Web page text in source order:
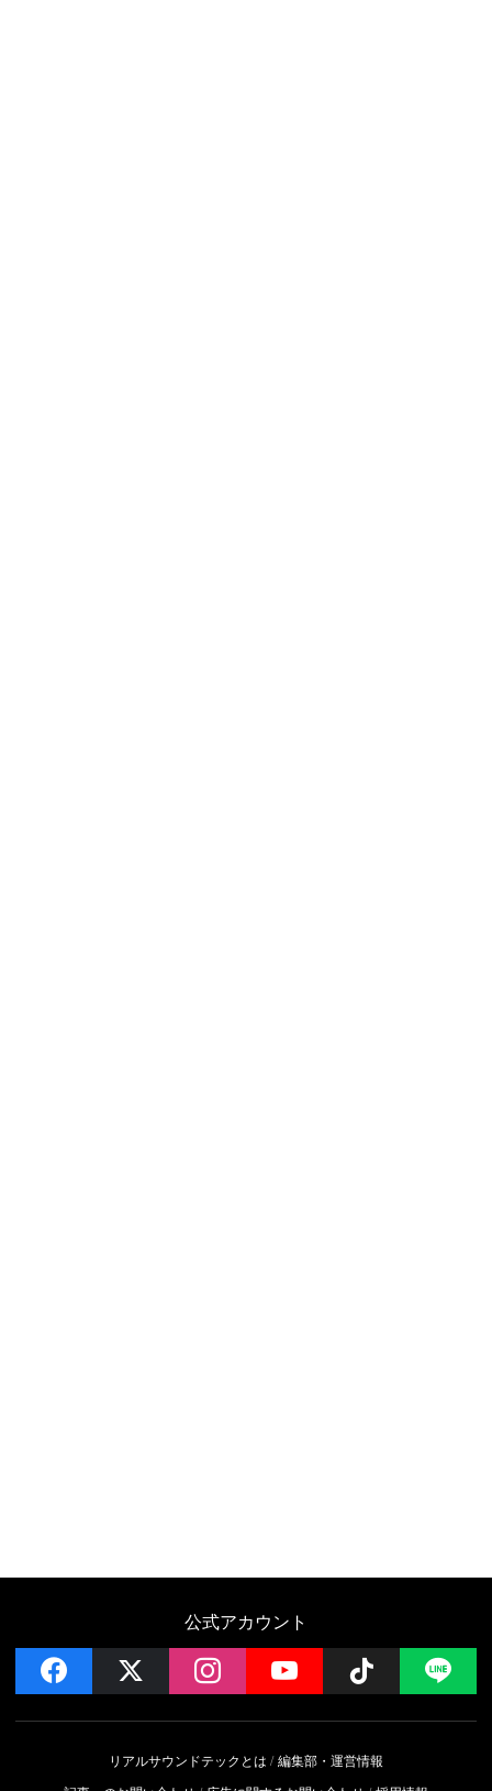
公式アカウント
facebook instagramYouTube Follow
リアルサウンドテックとは
編集部・運営情報